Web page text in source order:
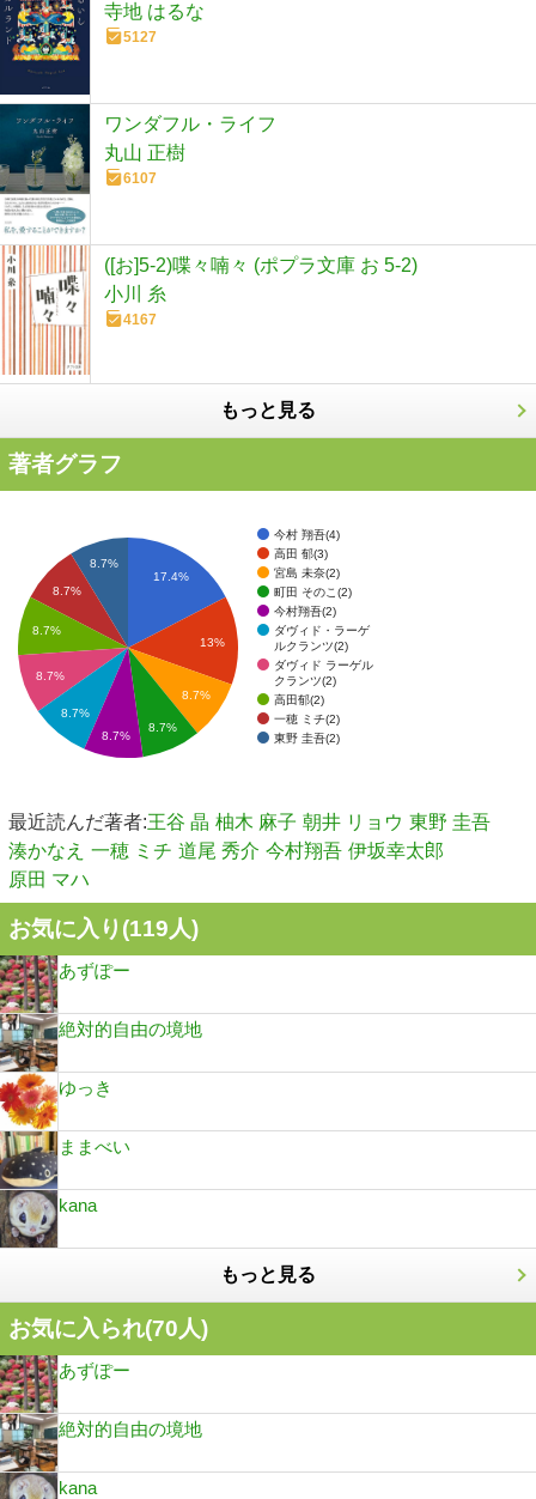
寺地 はるな
5127
ワンダフル・ライフ
丸山 正樹
6107
([お]5-2)喋々喃々 (ポプラ文庫 お 5-2)
小川 糸
4167
もっと見る
著者グラフ
今村 翔吾(4)
高田 郁(3)
宮島 未奈(2)
町田 そのこ(2)
今村翔吾(2)
ダヴィド・ラーゲ
ルクランツ(2)
ダヴィド ラーゲル
クランツ(2)
高田郁(2)
一穂 ミチ(2)
東野 圭吾(2)
17.4%
13%
8.7%
8.7%
8.7%
8.7%
8.7%
8.7%
8.7%
8.7%
最近読んだ著者:王谷 晶 柚木 麻子 朝井 リョウ 東野 圭吾
湊かなえ 一穂 ミチ 道尾 秀介 今村翔吾 伊坂幸太郎
原田 マハ
お気に入り(119人)
あずぽー
絶対的自由の境地
ゆっき
ままべい
kana
もっと見る
お気に入られ(70人)
あずぽー
絶対的自由の境地
kana